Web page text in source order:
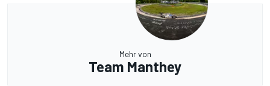
Mehr von
Team Manthey